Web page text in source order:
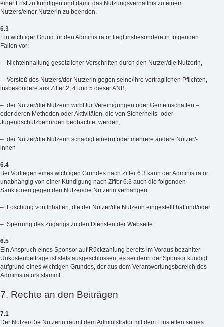
einer Frist zu kündigen und damit das Nutzungsverhältnis zu einem
Nutzers/einer Nutzerin zu beenden.
6.3
Ein wichtiger Grund für den Administrator liegt insbesondere in folgenden
Fällen vor:
– Nichteinhaltung gesetzlicher Vorschriften durch den Nutzer/die Nutzerin,
– Verstoß des Nutzers/der Nutzerin gegen seine/ihre vertraglichen Pflichten,
insbesondere aus Ziffer 2, 4 und 5 dieser ANB,
– der Nutzer/die Nutzerin wirbt für Vereinigungen oder Gemeinschaften –
oder deren Methoden oder Aktivitäten, die von Sicherheits- oder
Jugendschutzbehörden beobachtet werden;
– der Nutzer/die Nutzerin schädigt eine(n) oder mehrere andere Nutzer/-
innen
6.4
Bei Vorliegen eines wichtigen Grundes nach Ziffer 6.3 kann der Administrator
unabhängig von einer Kündigung nach Ziffer 6.3 auch die folgenden
Sanktionen gegen den Nutzer/die Nutzerin verhängen:
– Löschung von Inhalten, die der Nutzer/die Nutzerin eingestellt hat und/oder
– Sperrung des Zugangs zu den Diensten der Webseite.
6.5
Ein Anspruch eines Sponsor auf Rückzahlung bereits im Voraus bezahlter
Unkostenbeiträge ist stets ausgeschlossen, es sei denn der Sponsor kündigt
aufgrund eines wichtigen Grundes, der aus dem Verantwortungsbereich des
Administrators stammt.
7. Rechte an den Beiträgen
7.1
Der Nutzer/Die Nutzerin räumt dem Administrator mit dem Einstellen seines